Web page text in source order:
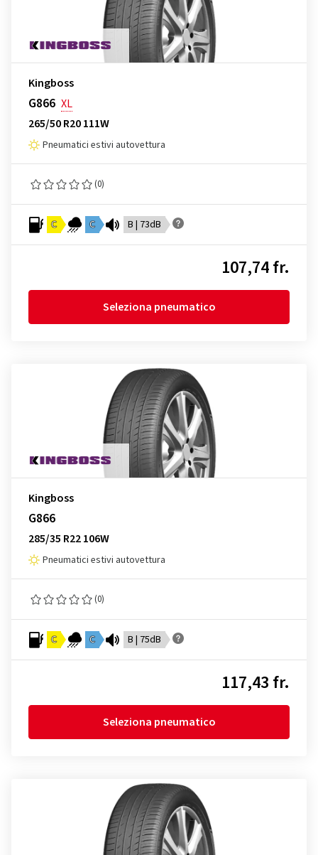
Kingboss
G866 XL
265/50 R20 111W
Pneumatici estivi autovettura
(0)
C C B | 73dB
107,74 fr.
Seleziona pneumatico
Kingboss
G866
285/35 R22 106W
Pneumatici estivi autovettura
(0)
C C B | 75dB
117,43 fr.
Seleziona pneumatico